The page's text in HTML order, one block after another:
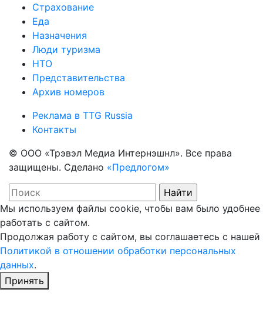
Страхование
Еда
Назначения
Люди туризма
НТО
Представительства
Архив номеров
Реклама в TTG Russia
Контакты
© ООО «Трэвэл Медиа Интернэшнл». Все права
защищены. Сделано «Предлогом»
Мы используем файлы cookie, чтобы вам было удобнее
работать с сайтом.
Продолжая работу с сайтом, вы соглашаетесь с нашей
Политикой в отношении обработки персональных
данных.
Принять